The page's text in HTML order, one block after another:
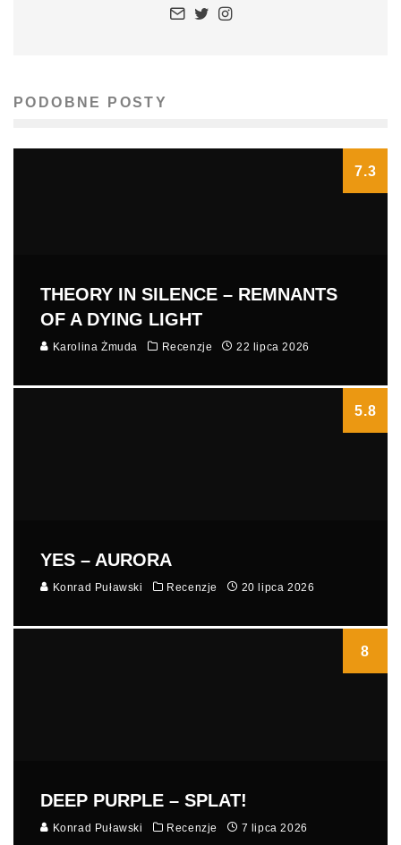
PODOBNE POSTY
7.3
THEORY IN SILENCE – REMNANTS
OF A DYING LIGHT
Karolina Żmuda Recenzje 22 lipca 2026
5.8
YES – AURORA
Konrad Puławski Recenzje 20 lipca 2026
8
DEEP PURPLE – SPLAT!
Konrad Puławski Recenzje 7 lipca 2026